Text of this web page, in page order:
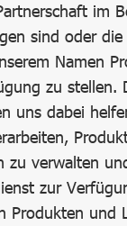
im
sind oder
Namen
zu stellen.
uns dabei
zu verwalten
zur
Produkten und